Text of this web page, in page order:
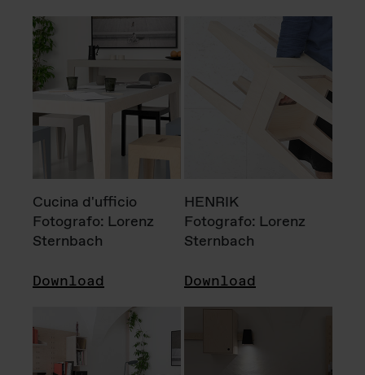
Cucina d'ufficio
Fotografo: Lorenz
Sternbach
Download
HENRIK
Fotografo: Lorenz
Sternbach
Download